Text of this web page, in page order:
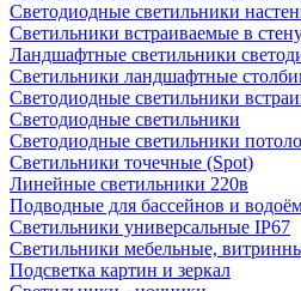
Светодиодные светильники
Светильники встраиваемые в
Ландшафтные светильники
Светильники ландшафтные
Светодиодные светильники
Светодиодные светильники
Светодиодные светильники
Светильники точечные (Spot)
Линейные светильники 220в
Подводные для бассейнов и
Светильники универсальные IP67
Светильники мебельные,
Подсветка картин и зеркал